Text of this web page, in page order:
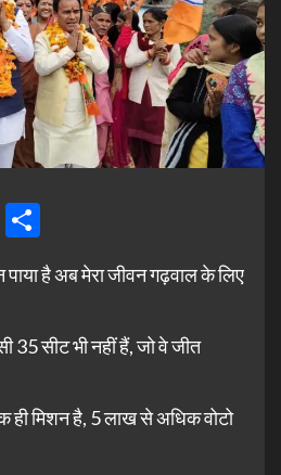
Telegram
है अब मेरा जीवन गढ़वाल के लिए
35 सीट भी नहीं हैं, जो वे जीत
ही मिशन है, 5 लाख से अधिक वोटो